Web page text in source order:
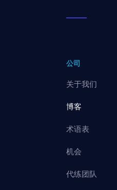
公司
关于我们
博客
术语表
机会
代练团队